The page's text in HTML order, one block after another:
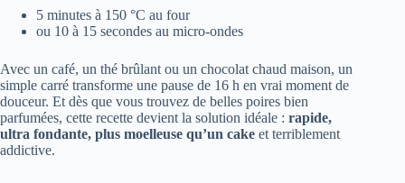
5 minutes à 150 °C au four
ou 10 à 15 secondes au micro-ondes
Avec un café, un thé brûlant ou un chocolat chaud maison, un
simple carré transforme une pause de 16 h en vrai moment de
douceur. Et dès que vous trouvez de belles poires bien
parfumées, cette recette devient la solution idéale : rapide,
ultra fondante, plus moelleuse qu’un cake et terriblement
addictive.